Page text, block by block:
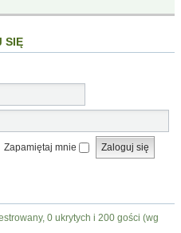
SIĘ
Zapamiętaj mnie
0 ukrytych i 200 gości (wg